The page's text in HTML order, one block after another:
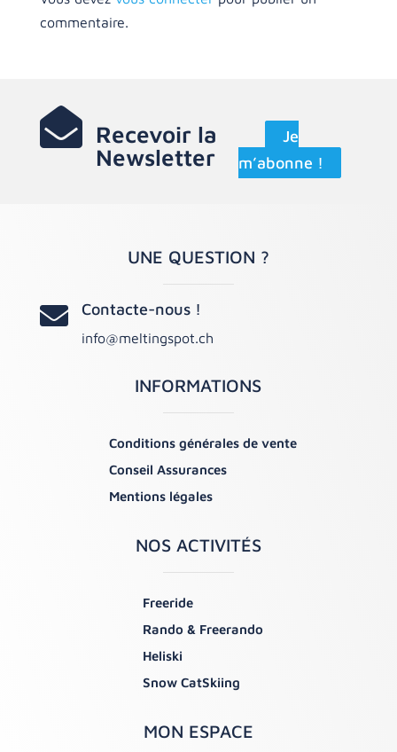
commentaire.
 Recevoir la
Newsletter
Je
m’abonne !
UNE QUESTION ?
 Contacte-nous !
info@meltingspot.ch
INFORMATIONS
Conditions générales de vente
Conseil Assurances
Mentions légales
NOS ACTIVITÉS
Freeride
Rando & Freerando
Heliski
Snow CatSkiing
MON ESPACE